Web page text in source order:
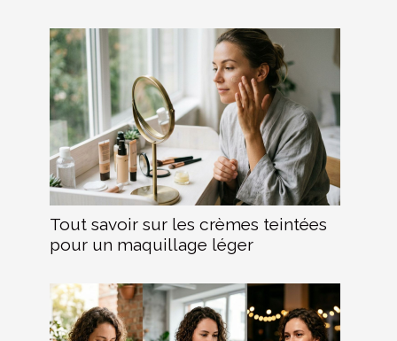
Tout savoir sur les crèmes teintées
pour un maquillage léger